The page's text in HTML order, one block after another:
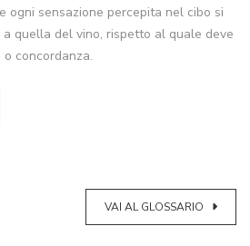
ogni sensazione percepita nel cibo si
quella del vino, rispetto al quale deve
concordanza.
VAI AL GLOSSARIO